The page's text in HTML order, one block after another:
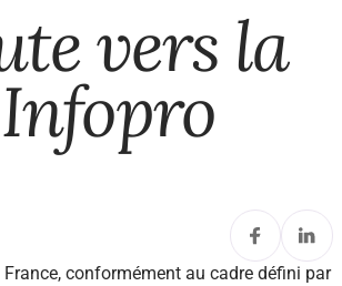
vers la
conformément au cadre défini par